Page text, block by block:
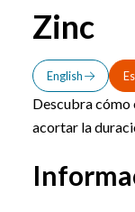
Zinc
English
Descubra cómo
acortar la